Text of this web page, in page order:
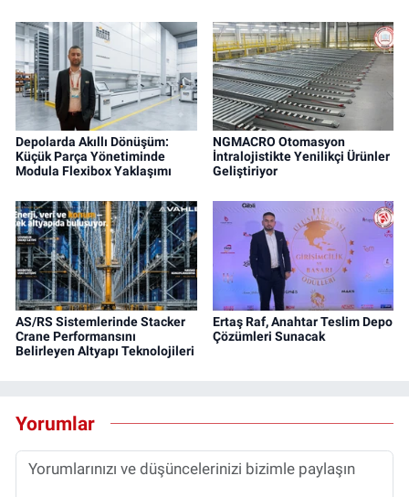
Depolarda Akıllı Dönüşüm:
Küçük Parça Yönetiminde
Modula Flexibox Yaklaşımı
NGMACRO Otomasyon
İntralojistikte Yenilikçi Ürünler
Geliştiriyor
AS/RS Sistemlerinde Stacker
Crane Performansını
Belirleyen Altyapı Teknolojileri
Ertaş Raf, Anahtar Teslim Depo
Çözümleri Sunacak
Yorumlar